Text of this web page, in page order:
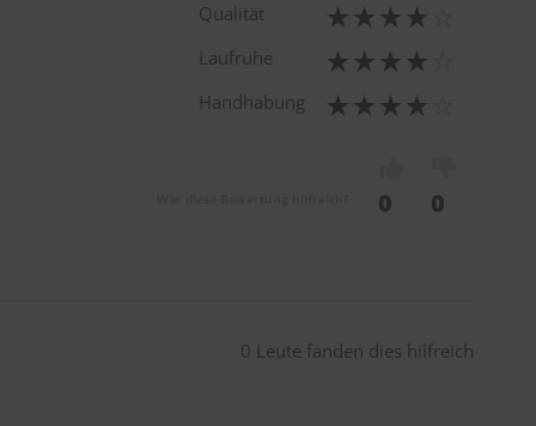
Qualität
Laufruhe
Handhabung
0 0
0 Leute fanden dies hilfreich